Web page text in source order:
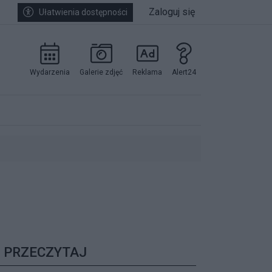
Ułatwienia dostępności Zaloguj się
Wydarzenia Galerie zdjęć Reklama Alert24
PRZECZYTAJ